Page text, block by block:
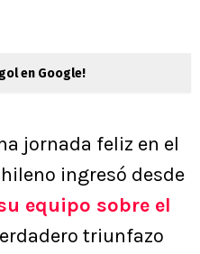
en Google!
jornada feliz en el
ingresó desde
equipo sobre el
triunfazo